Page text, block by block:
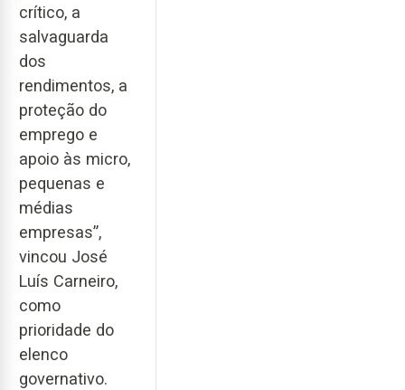
crítico, a
salvaguarda
dos
rendimentos, a
proteção do
emprego e
apoio às micro,
pequenas e
médias
empresas”,
vincou José
Luís Carneiro,
como
prioridade do
elenco
governativo.